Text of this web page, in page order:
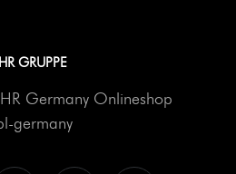
GRUPPE
Germany Onlineshop
germany